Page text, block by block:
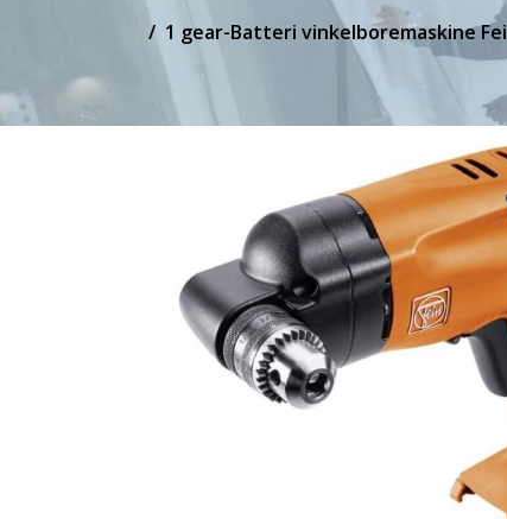
1 gear-Batteri vinkelboremaskine